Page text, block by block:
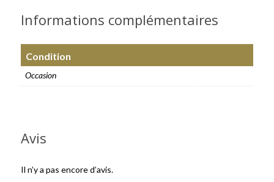
Informations complémentaires
Condition
Occasion
Avis
Il n’y a pas encore d’avis.